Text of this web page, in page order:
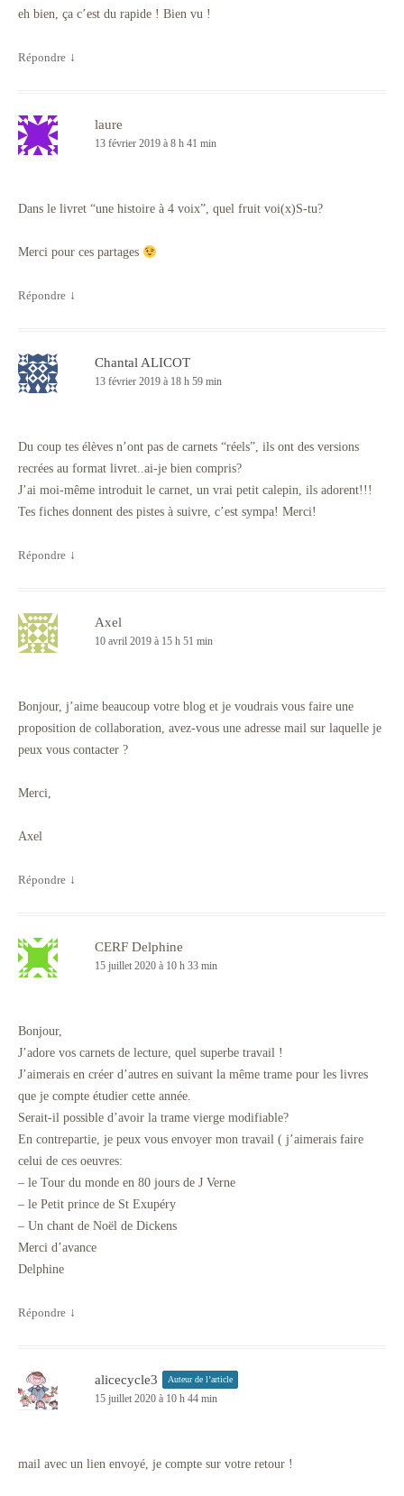
eh bien, ça c’est du rapide ! Bien vu !
Répondre ↓
laure
13 février 2019 à 8 h 41 min
Dans le livret “une histoire à 4 voix”, quel fruit voi(x)S-tu?
Merci pour ces partages
Répondre ↓
Chantal ALICOT
13 février 2019 à 18 h 59 min
Du coup tes élèves n’ont pas de carnets “réels”, ils ont des versions
recrées au format livret..ai-je bien compris?
J’ai moi-même introduit le carnet, un vrai petit calepin, ils adorent!!!
Tes fiches donnent des pistes à suivre, c’est sympa! Merci!
Répondre ↓
Axel
10 avril 2019 à 15 h 51 min
Bonjour, j’aime beaucoup votre blog et je voudrais vous faire une
proposition de collaboration, avez-vous une adresse mail sur laquelle je
peux vous contacter ?
Merci,
Axel
Répondre ↓
CERF Delphine
15 juillet 2020 à 10 h 33 min
Bonjour,
J’adore vos carnets de lecture, quel superbe travail !
J’aimerais en créer d’autres en suivant la même trame pour les livres
que je compte étudier cette année.
Serait-il possible d’avoir la trame vierge modifiable?
En contrepartie, je peux vous envoyer mon travail ( j’aimerais faire
celui de ces oeuvres:
– le Tour du monde en 80 jours de J Verne
– le Petit prince de St Exupéry
– Un chant de Noël de Dickens
Merci d’avance
Delphine
Répondre ↓
alicecycle3 Auteur de l’article
15 juillet 2020 à 10 h 44 min
mail avec un lien envoyé, je compte sur votre retour !